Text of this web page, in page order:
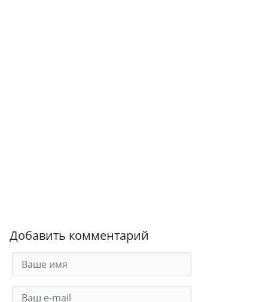
Добавить комментарий